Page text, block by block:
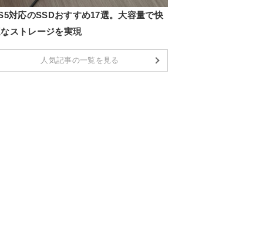
対応のSSDおすすめ17選。大容量で快
ストレージを実現
人気記事の一覧を見る